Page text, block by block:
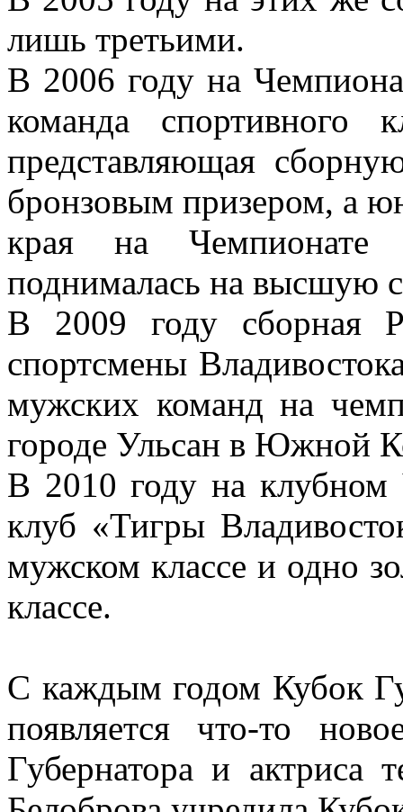
лишь третьими.
В 2006 году на
команда спортивного
представляющая
бронзовым призером, а
края на
поднималась на высшую
В 2009 году сборная
спортсмены
мужских команд на
городе Ульсан в Южной
В 2010 году на
клуб «Тигры
мужском классе и одно
классе.
С каждым годом Кубок
появляется что-то
Губернатора и актриса